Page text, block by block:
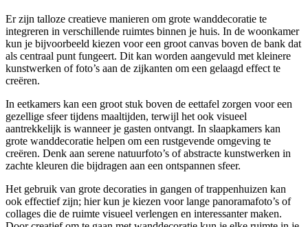
Er zijn talloze creatieve manieren om grote wanddecoratie te
integreren in verschillende ruimtes binnen je huis. In de woonkamer
kun je bijvoorbeeld kiezen voor een groot canvas boven de bank dat
als centraal punt fungeert. Dit kan worden aangevuld met kleinere
kunstwerken of foto’s aan de zijkanten om een gelaagd effect te
creëren.
In eetkamers kan een groot stuk boven de eettafel zorgen voor een
gezellige sfeer tijdens maaltijden, terwijl het ook visueel
aantrekkelijk is wanneer je gasten ontvangt. In slaapkamers kan
grote wanddecoratie helpen om een rustgevende omgeving te
creëren. Denk aan serene natuurfoto’s of abstracte kunstwerken in
zachte kleuren die bijdragen aan een ontspannen sfeer.
Het gebruik van grote decoraties in gangen of trappenhuizen kan
ook effectief zijn; hier kun je kiezen voor lange panoramafoto’s of
collages die de ruimte visueel verlengen en interessanter maken.